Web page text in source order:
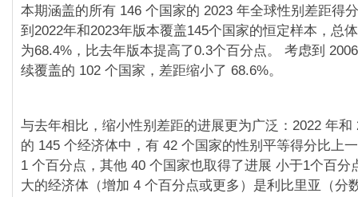
本期涵盖的所有 146 个国家的 2023 年全球性别差距得
到2022年和2023年版本覆盖145个国家的恒定样本，总
为68.4%，比去年版本提高了0.3个百分点。 考虑到
续覆盖的 102 个国家，差距缩小了 68.6%。
与去年相比，缩小性别差距的进展更为广泛：2022 年和
的 145 个经济体中，有 42 个国家的性别平等得分比上
1 个百分点，其他 40 个国家也取得了进展 小于1个百分
大的经济体（增加 4 个百分点或更多）是利比里亚（分